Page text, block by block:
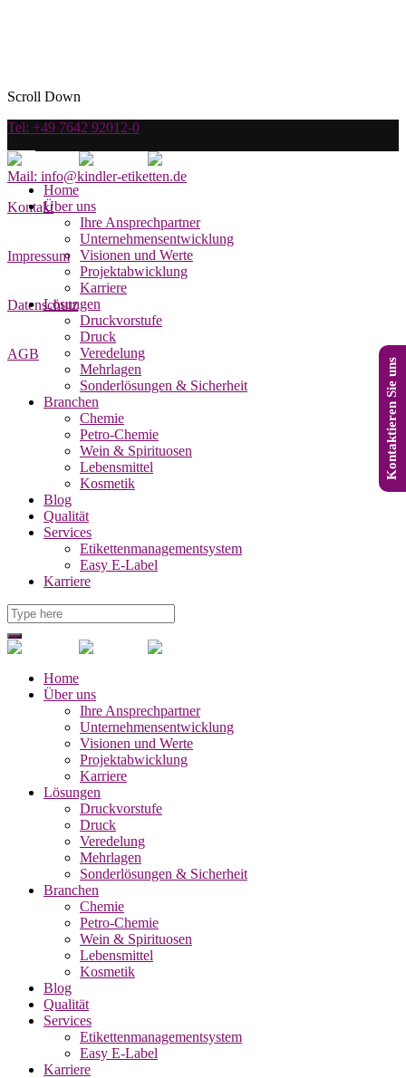
Scroll Down
Tel: +49 7642 92012-0
Mail: info@kindler-etiketten.de
Kontakt
Impressum
Datenschutz
AGB
Home
Über uns
Ihre Ansprechpartner
Unternehmensentwicklung
Visionen und Werte
Projektabwicklung
Karriere
Lösungen
Druckvorstufe
Druck
Veredelung
Mehrlagen
Sonderlösungen & Sicherheit
Branchen
Chemie
Petro-Chemie
Wein & Spirituosen
Lebensmittel
Kosmetik
Blog
Qualität
Services
Etikettenmanagementsystem
Easy E-Label
Karriere
Home
Über uns
Ihre Ansprechpartner
Unternehmensentwicklung
Visionen und Werte
Projektabwicklung
Karriere
Lösungen
Druckvorstufe
Druck
Veredelung
Mehrlagen
Sonderlösungen & Sicherheit
Branchen
Chemie
Petro-Chemie
Wein & Spirituosen
Lebensmittel
Kosmetik
Blog
Qualität
Services
Etikettenmanagementsystem
Easy E-Label
Karriere
Kontaktieren Sie uns